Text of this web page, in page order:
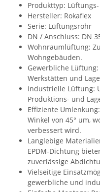
Produkttyp:
Hersteller: Rokaflex
Serie: Lüftungsrohr
DN / Anschluss: DN
Wohnraumlüftung:
Wohngebäuden.
Gewerbliche
Werkstätten und
Industrielle Lüftung:
Produktions- und
Effiziente
Winkel von 45° um,
verbessert wird.
Langlebige
EPDM-Dichtung
zuverlässige
Vielseitige
gewerbliche und